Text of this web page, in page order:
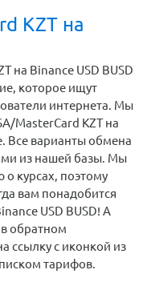
KZT на
на Binance USD BUSD
которое ищут
интернета. Мы
MasterCard KZT на
Все варианты обмена
из нашей базы. Мы
курсах, поэтому
вам понадобится
USD BUSD! А
обратном
ссылку с иконкой из
тарифов.